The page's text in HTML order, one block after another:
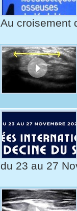
Au croisement
du 23 au 27